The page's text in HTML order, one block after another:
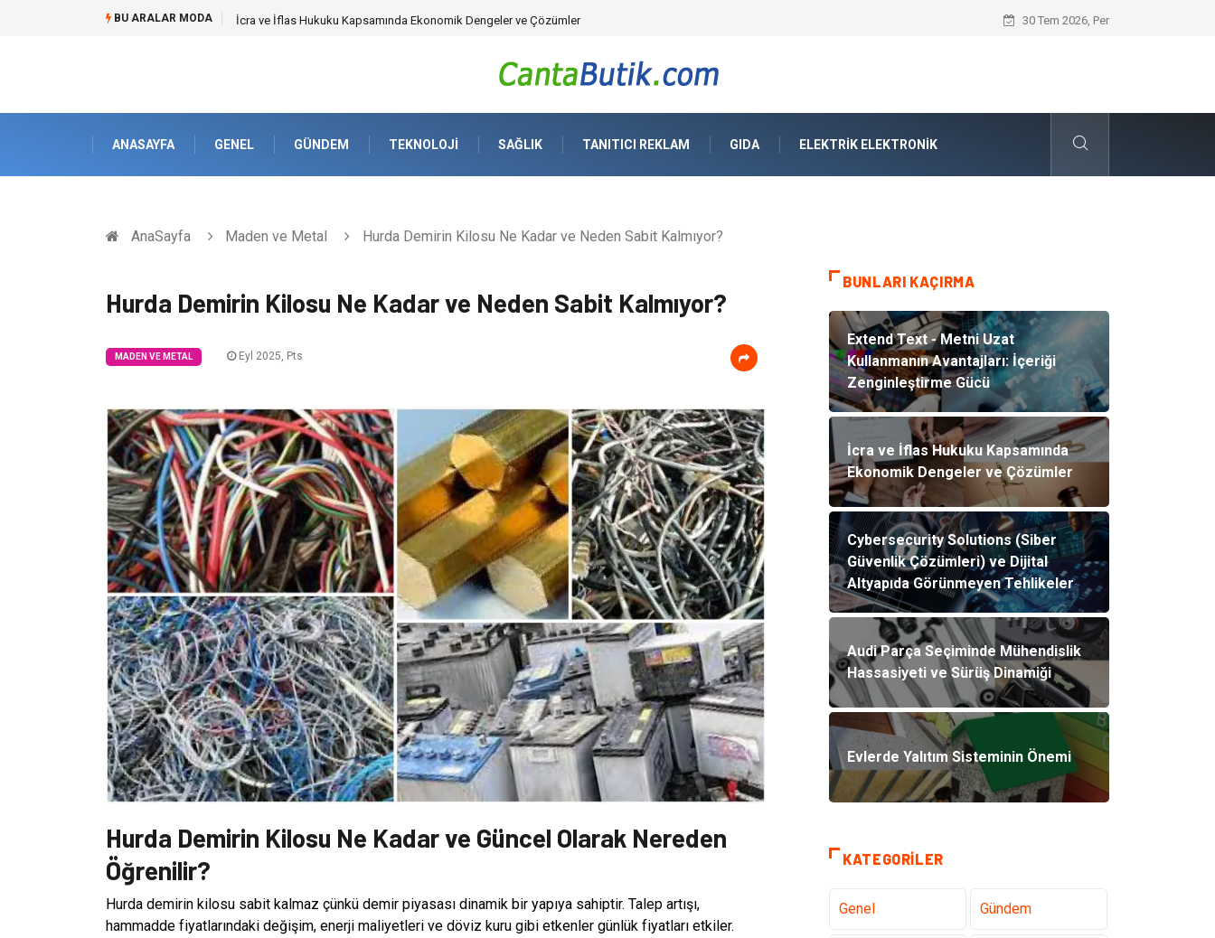
BU ARALAR MODA İcra ve İflas Hukuku Kapsamında Ekonomik Dengeler ve Çözümler Cybersecurity Solutions (Siber
30 Tem 2026, Per
ANASAYFA GENEL GÜNDEM TEKNOLOJI SAĞLIK TANITICI REKLAM GIDA ELEKTRIK ELEKTRONIK
AnaSayfa Maden ve Metal Hurda Demirin Kilosu Ne Kadar ve Neden Sabit Kalmıyor?
Hurda Demirin Kilosu Ne Kadar ve Neden Sabit Kalmıyor?
MADEN VE METAL Eyl 2025, Pts
Hurda Demirin Kilosu Ne Kadar ve Güncel Olarak Nereden
Öğrenilir?
Hurda demirin kilosu sabit kalmaz çünkü demir piyasası dinamik bir yapıya sahiptir. Talep artışı,
hammadde fiyatlarındaki değişim, enerji maliyetleri ve döviz kuru gibi etkenler günlük fiyatları etkiler.
BUNLARI KAÇIRMA
Extend Text - Metni Uzat
Kullanmanın Avantajları: İçeriği
Zenginleştirme Gücü
İcra ve İflas Hukuku Kapsamında
Ekonomik Dengeler ve Çözümler
Cybersecurity Solutions (Siber
Güvenlik Çözümleri) ve Dijital
Altyapıda Görünmeyen Tehlikeler
Audi Parça Seçiminde Mühendislik
Hassasiyeti ve Sürüş Dinamiği
Evlerde Yalıtım Sisteminin Önemi
KATEGORILER
Genel Gündem